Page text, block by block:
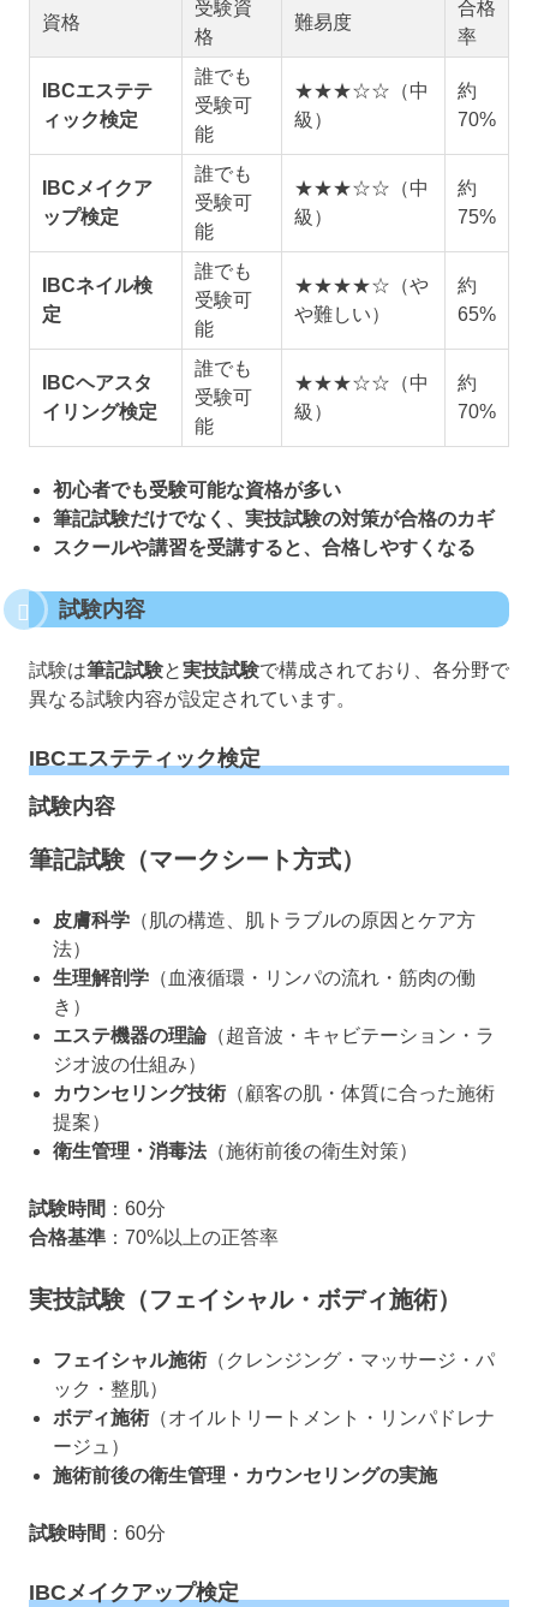
資格
受験資
格
難易度
合格
率
IBCエステテ
ィック検定
誰でも
受験可
能
★★★☆☆（中
級）
約
70%
IBCメイクア
ップ検定
誰でも
受験可
能
★★★☆☆（中
級）
約
75%
IBCネイル検
定
誰でも
受験可
能
★★★★☆（や
や難しい）
約
65%
IBCヘアスタ
イリング検定
誰でも
受験可
能
★★★☆☆（中
級）
約
70%
初心者でも受験可能な資格が多い
筆記試験だけでなく、実技試験の対策が合格のカギ
スクールや講習を受講すると、合格しやすくなる
試験内容
試験は筆記試験と実技試験で構成されており、各分野で
異なる試験内容が設定されています。
IBCエステティック検定
試験内容
筆記試験（マークシート方式）
皮膚科学 （肌の構造、肌トラブルの原因とケア方
法）
生理解剖学 （血液循環・リンパの流れ・筋肉の働
き）
エステ機器の理論（超音波・キャビテーション・ラ
ジオ波の仕組み）
カウンセリング技術 （顧客の肌・体質に合った施術
提案）
衛生管理・消毒法（施術前後の衛生対策）
試験時間 ：60分
合格基準 ：70%以上の正答率
実技試験（フェイシャル・ボディ施術）
フェイシャル施術 （クレンジング・マッサージ・パ
ック・整肌）
ボディ施術 （オイルトリートメント・リンパドレナ
ージュ）
施術前後の衛生管理・カウンセリングの実施
試験時間 ：60分
IBCメイクアップ検定